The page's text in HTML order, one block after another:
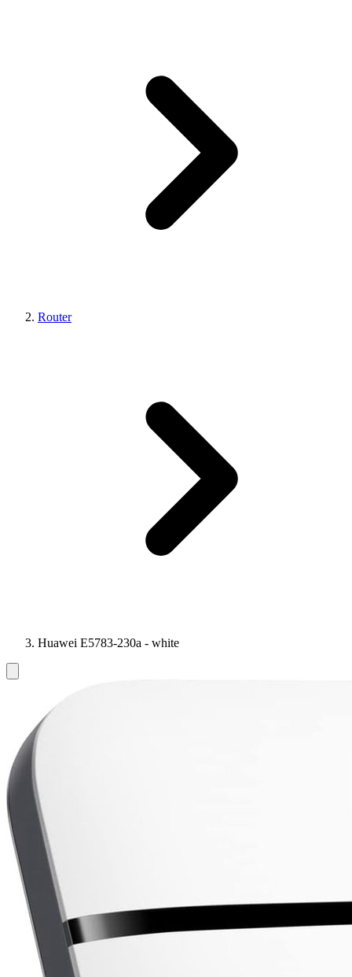
Router
Huawei E5783-230a - white